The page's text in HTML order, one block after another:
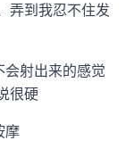
弄到我忍不住发
射出来的感觉
很硬
摩